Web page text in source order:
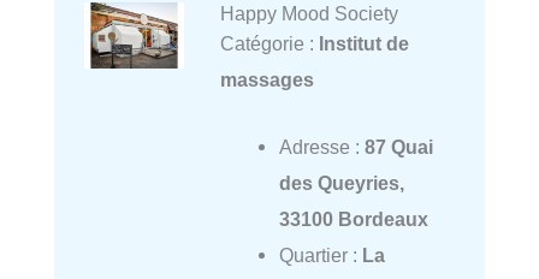
Happy Mood Society
Catégorie : Institut de
massages
Adresse : 87 Quai
des Queyries,
33100 Bordeaux
Quartier : La